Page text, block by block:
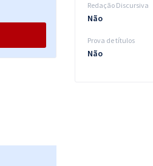
Redação Discursiva
Não
Prova de títulos
Não